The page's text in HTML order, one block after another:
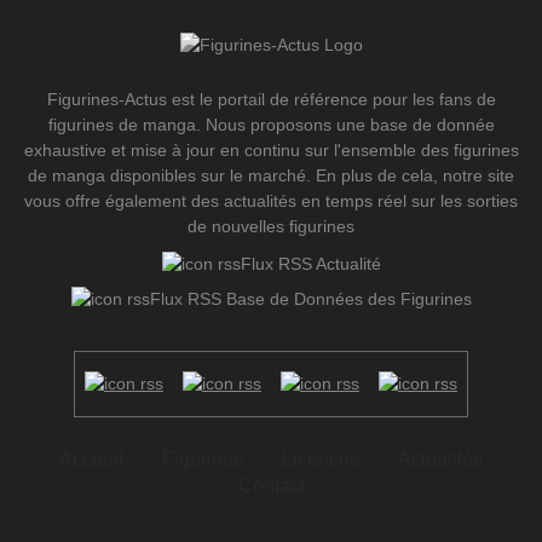
Figurines-Actus est le portail de référence pour les fans de
figurines de manga. Nous proposons une base de donnée
exhaustive et mise à jour en continu sur l'ensemble des figurines
de manga disponibles sur le marché. En plus de cela, notre site
vous offre également des actualités en temps réel sur les sorties
de nouvelles figurines
Flux RSS Actualité
Flux RSS Base de Données des Figurines